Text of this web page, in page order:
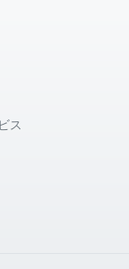
ス